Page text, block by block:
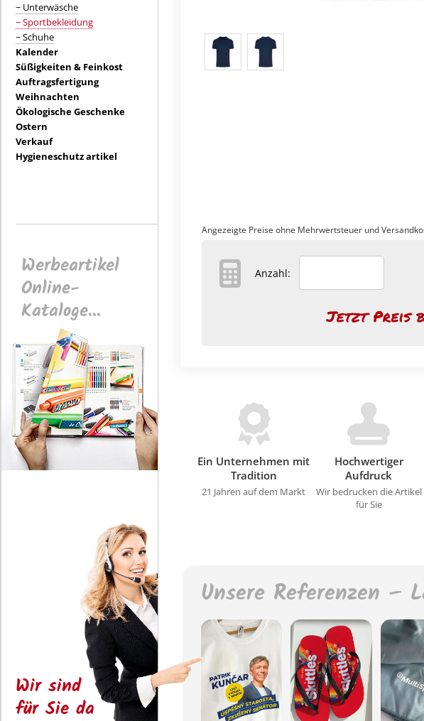
− Unterwäsche
− Sportbekleidung
− Schuhe
Kalender
Süßigkeiten & Feinkost
Auftragsfertigung
Weihnachten
Ökologische Geschenke
Ostern
Verkauf
Hygieneschutz artikel
Werbeartikel
Online-
Kataloge...
Wir sind
für Sie da
Angezeigte Preise ohne Mehrwertsteuer und
Anzahl:
Ein Unternehmen mit
Tradition
21 Jahren auf dem Markt
Hochwertiger
Aufdruck
Wir bedrucken die Artikel
für Sie
Unsere Referenzen –